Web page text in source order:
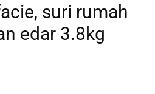
suri rumah
edar 3.8kg